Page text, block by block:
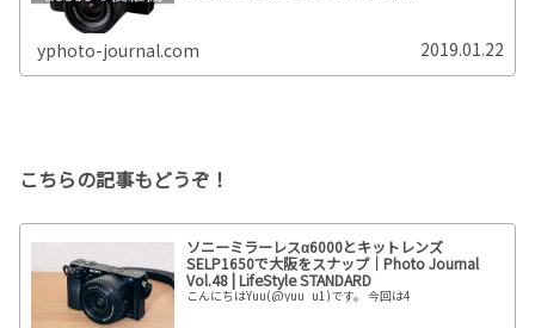
yphoto-journal.com 2019.01.22
こちらの記事もどうぞ！
ソニーミラーレスα6000とキットレンズ
SELP1650で大阪をスナップ｜Photo Journal
Vol.48 | LifeStyle STANDARD
こんにちはYuu(@yuu_u1)です。 今回は4